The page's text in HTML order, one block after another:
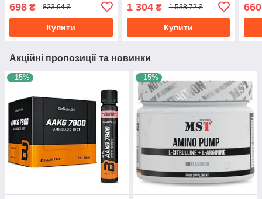
698 ₴ 823,64 ₴
Купити
1 304₴ 1 538,72 ₴
Купити
660
Акційні пропозиції та новинки
–15% –15%